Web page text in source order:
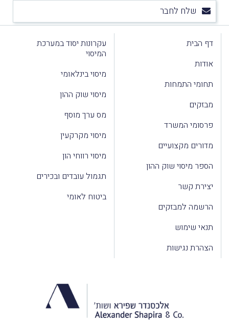
שלח לחבר
דף הבית
אודות
תחומי התמחות
מבזקים
פרסומי המשרד
מדורים מקצועיים
הספר מיסוי שוק ההון
יצירת קשר
הרשמה למבזקים
תנאי שימוש
הצהרת נגישות
עקרונות יסוד במערכת
המיסוי
מיסוי בינלאומי
מיסוי שוק ההון
מס ערך מוסף
מיסוי מקרקעין
מיסוי רווחי הון
תגמול עובדים ובכירים
ביטוח לאומי